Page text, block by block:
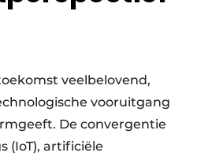
veelbelovend,
vooruitgang
De convergentie
(IoT), artificiële